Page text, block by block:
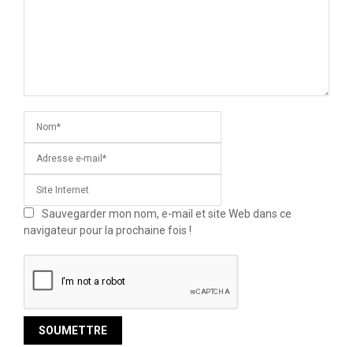
Sauvegarder mon nom, e-mail et site Web dans ce
navigateur pour la prochaine fois !